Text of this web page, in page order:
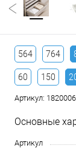
564 764
60 150
Артикул:
Основные
Артикул